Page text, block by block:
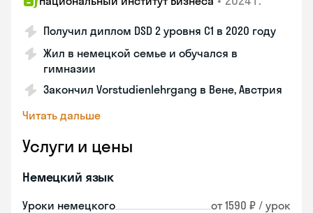
Получил диплом DSD 2 уровня С1 в 2020 году
Жил в немецкой семье и обучался в
гимназии
Закончил Vorstudienlehrgang в Вене, Австрия
Читать дальше
Услуги и цены
Немецкий язык
Уроки немецкого от 1590 ₽ / урок